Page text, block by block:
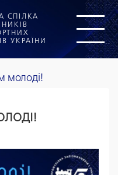
СПІЛКА
УКРАЇНИ
молоді!